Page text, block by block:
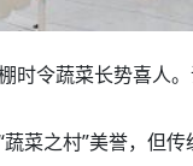
时令蔬菜长势喜人
菜之村”美誉，但